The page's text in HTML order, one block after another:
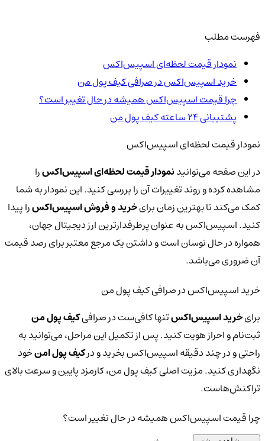
فهرست مطلب
نمودار قیمت لحظه‌ای اسپیس‌اکس
خرید اسپیس‌اکس در صرافی کیف پول من
چرا قیمت اسپیس‌اکس همیشه در حال تغییر است؟
پشتیبانی ۲۴ ساعته کیف پول من
نمودار قیمت لحظه‌ای اسپیس‌اکس
در این صفحه می‌توانیدنمودار قیمت لحظه‌ای اسپیس‌اکسرا
مشاهده کرده و روند تغییرات آن را بررسی کنید. این نمودار به شما
کمک می‌کند تا بهترین زمان برایخرید و فروش اسپیس‌اکسرا پیدا
کنید. اسپیس‌اکس به عنوان پرطرفدارترین ارز دیجیتال جهان،
همواره در حال نوسان است و داشتن یک مرجع معتبر برای رصد قیمت
آن ضروری می‌باشد.
خرید اسپیس‌اکس در صرافی کیف پول من
برایخرید اسپیس‌اکستنها کافی‌ست در صرافیکیف پول من
ثبت‌نام و احراز هویت کنید. پس از تکمیل این مراحل، می‌توانید به
راحتی و در چند دقیقه اسپیس‌اکس بخرید و درکیف پول امنخود
نگهداری کنید. مزیت اصلی کیف پول من، کارمزد پایین و سرعت بالای
تراکنش‌هاست.
چرا قیمت اسپیس‌اکس همیشه در حال تغییر است؟